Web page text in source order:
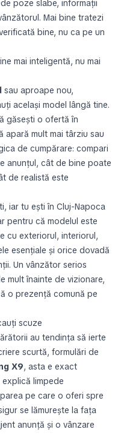
poze slabe, informații
Mai bine tratezi
bine, nu ca pe un
mai inteligentă, nu mai
sau aproape nou,
același model lângă tine.
găsești o ofertă în
apară mult mai târziu sau
de cumpărare: compari
anunțul, cât de bine poate
de realistă este
iar tu ești în Cluj-Napoca
pentru că modelul este
cu exteriorul, interiorul,
esențiale și orice dovadă
Un vânzător serios
mult înainte de vizionare,
o prezență comună pe
scuze
au tendința să ierte
scurtă, formulări de
X9, asta e exact
limpede
pe care o oferi spre
se lămurește la fața
anunță și o vânzare